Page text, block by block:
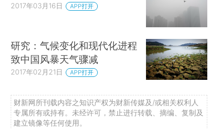
2017年03月16日 APP打开
研究：气候变化和现代化进程
致中国风暴天气骤减
2017年02月21日 APP打开
财新网所刊载内容之知识产权为财新传媒及/或相关权利人
专属所有或持有。未经许可，禁止进行转载、摘编、复制及
建立镜像等任何使用。